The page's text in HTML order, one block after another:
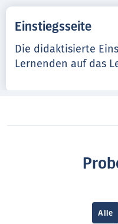
Einstiegsseite
Die didaktisierte
Lernenden auf das
Alle